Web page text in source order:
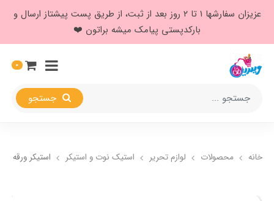
عزیزان سفارشها ۱ تا ۲ روز بعد از ثبت، از طریق پست پیشتاز ارسال و
بارکدپستی پیامک میشه براتون ❤️
0
خانه محصولات لوازم تحریر استیک نوت و استیکر استیکر ورقه